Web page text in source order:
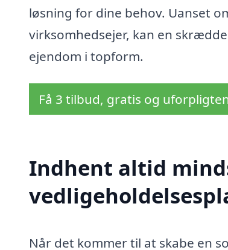
løsning for dine behov. Uanset
virksomhedsejer, kan en
ejendom i topform.
Få 3 tilbud, gratis og
Indhent altid
Når det kommer til at skabe en